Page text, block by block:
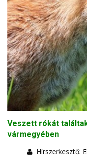
Veszett rókát
vármegyében
Hírszerkesztő: